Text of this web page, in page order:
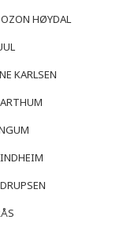
OZON HØYDAL
KARLSEN